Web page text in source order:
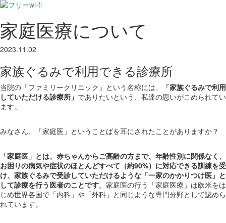
家庭医療について
2023.11.02
家族ぐるみで利用できる診療所
当院の「ファミリークリニック」という名称には、
「家族ぐるみで利用
していただける診療所」 でありたいという、私達の思いがこめられてい
ます。
みなさん、「家庭医」ということばを耳にされたことがありますか？
「家庭医」とは、赤ちゃんからご高齢の方まで、年齢性別に関係なく、
お困りの病気や症状のほとんどすべて（約90%）に対応できる訓練を受
け、家族ぐるみで受診していただけるような「一家のかかりつけ医」と
して診療を行う医者のことです。家庭医の行う「家庭医療」は欧米をは
じめ世界各国で「内科」や「外科」と同じような専門分野として認めら
れています。